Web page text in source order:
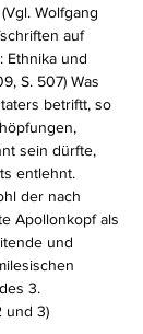
Wolfgang
auf
Ethnika und
S. 507) Was
betriftt, so
sein dürfte,
entlehnt.
der nach
Apollonkopf als
und
3.
und 3)